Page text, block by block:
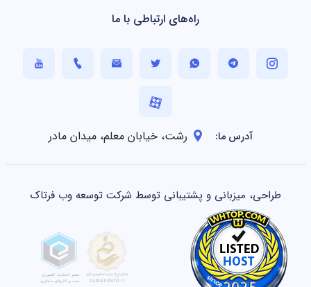
راه‌های ارتباطی با ما
آدرس ما: رشت، خیابان معلم، میدان مادر
طراحی، میزبانی و پشتیبانی توسط شرکت توسعه وب فرتاک